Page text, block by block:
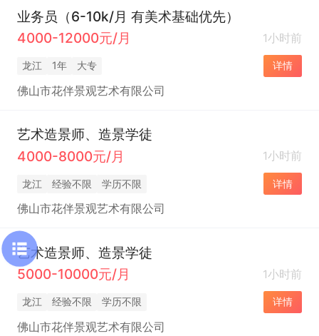
业务员（6-10k/月 有美术基础优先）
4000-12000元/月
1小时前
龙江 1年 大专 详情
佛山市花伴景观艺术有限公司
艺术造景师、造景学徒
4000-8000元/月
1小时前
龙江 经验不限 学历不限 详情
佛山市花伴景观艺术有限公司
艺术造景师、造景学徒
5000-10000元/月
1小时前
龙江 经验不限 学历不限 详情
佛山市花伴景观艺术有限公司